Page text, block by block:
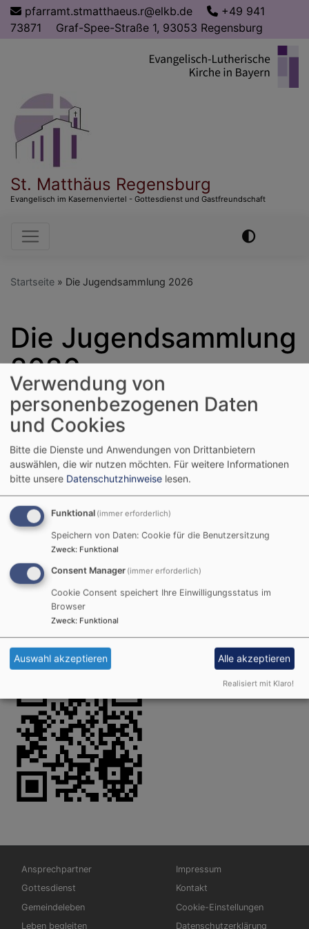
Direkt
zum
Inhalt
pfarramt.stmatthaeus.r@elkb.de
+49 941
73871
Graf-Spee-Straße 1, 93053 Regensburg
St. Matthäus Regensburg
Evangelisch im Kasernenviertel - Gottesdienst und Gastfreundschaft
Hauptnavigation
Startseite Die Jugendsammlung 2026
Die Jugendsammlung
2026
Bildrechte
der internationale
Kindertag, wird in über
30 Dekanaten für die
Jugendarbeit in Bayern
gesammelt. Die Jugendsammlung 2026 startet in
diesem Jahr unter dem
Kirche – und Zukunft.«
Sie blickt auf eine lange Tradition zurück. Nun wurde
die Jugendsammlung von Grund auf modern und neu
konzipiert: mit frischem Design, neuer Landingpage,
einfachen digitalen Spendenwegen usw. Weitere Infos
finden Sie aufhttp://www.sammlung.ejb.de/
Hauptnavigation
Ansprechpartner
Gottesdienst
Gemeindeleben
Leben begleiten
Fußbereichsmenü
Impressum
Kontakt
Cookie-Einstellungen
Datenschutzerklärung
Verwendung von
personenbezogenen Daten
und Cookies
Bitte die Dienste und Anwendungen von Drittanbietern
auswählen, die wir nutzen möchten. Für weitere Informationen
bitte unsere Datenschutzhinweise lesen.
Funktional (immer erforderlich)
Speichern von Daten: Cookie für die Benutzersitzung
Zweck: Funktional
Consent Manager (immer erforderlich)
Cookie Consent speichert Ihre Einwilligungsstatus im
Browser
Zweck: Funktional
Auswahl akzeptieren Alle akzeptieren
Realisiert mit Klaro!